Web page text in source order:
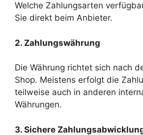
Welche Zahlungsarten
Sie direkt beim Anbieter.
2. Zahlungswährung
Die Währung richtet sich nach
Shop. Meistens erfolgt die
teilweise auch in anderen
Währungen.
3. Sichere